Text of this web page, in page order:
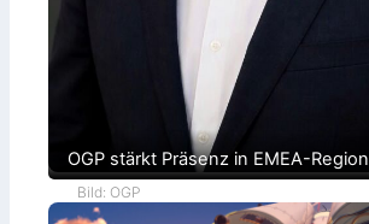
OGP stärkt Präsenz in EMEA-Region
Bild: OGP